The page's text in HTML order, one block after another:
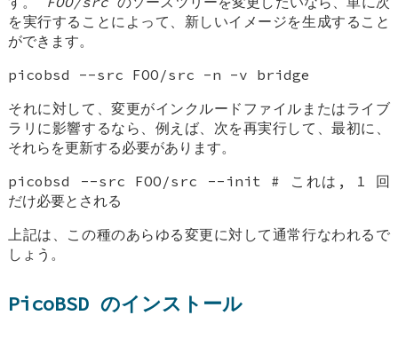
を実行することによって、新しいイメージを生成すること
ができます。
picobsd --src FOO/src -n -v bridge
それに対して、変更がインクルードファイルまたはライブ
ラリに影響するなら、例えば、次を再実行して、最初に、
それらを更新する必要があります。
picobsd --src FOO/src --init # これは, 1 回
だけ必要とされる
上記は、この種のあらゆる変更に対して通常行なわれるで
しょう。
PicoBSD のインストール